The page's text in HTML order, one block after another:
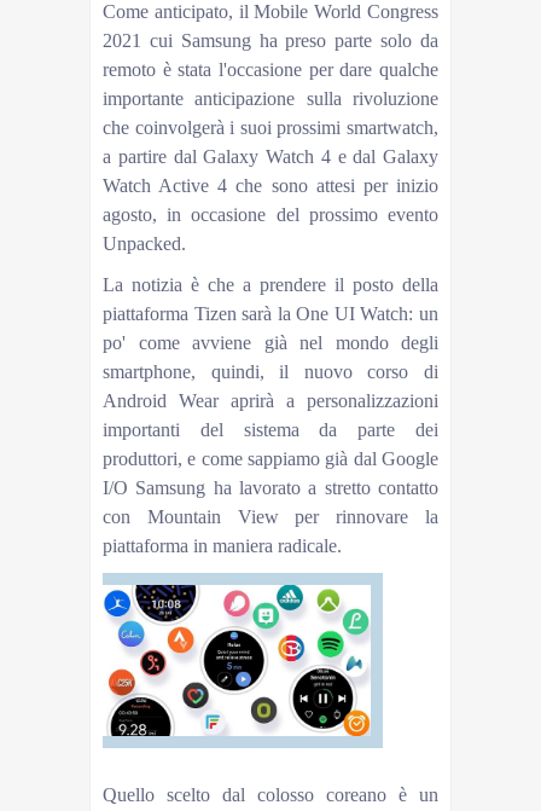
Come anticipato, il Mobile World Congress
2021 cui Samsung ha preso parte solo da
remoto è stata l'occasione per dare qualche
importante anticipazione sulla rivoluzione
che coinvolgerà i suoi prossimi smartwatch,
a partire dal Galaxy Watch 4 e dal Galaxy
Watch Active 4 che sono attesi per inizio
agosto, in occasione del prossimo evento
Unpacked.
La notizia è che a prendere il posto della
piattaforma Tizen sarà la One UI Watch: un
po' come avviene già nel mondo degli
smartphone, quindi, il nuovo corso di
Android Wear aprirà a personalizzazioni
importanti del sistema da parte dei
produttori, e come sappiamo già dal Google
I/O Samsung ha lavorato a stretto contatto
con Mountain View per rinnovare la
piattaforma in maniera radicale.
Quello scelto dal colosso coreano è un